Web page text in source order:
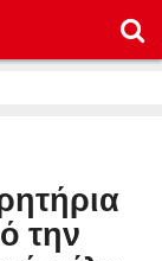
την